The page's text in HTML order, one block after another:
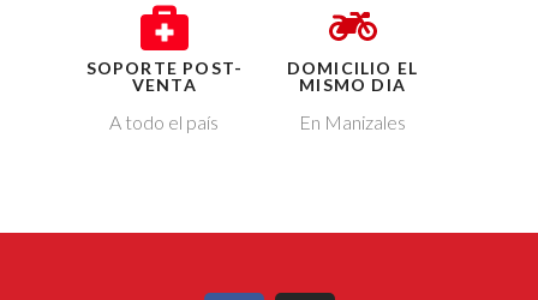
SOPORTE POST-
VENTA
A todo el país
DOMICILIO EL
MISMO DIA
En Manizales